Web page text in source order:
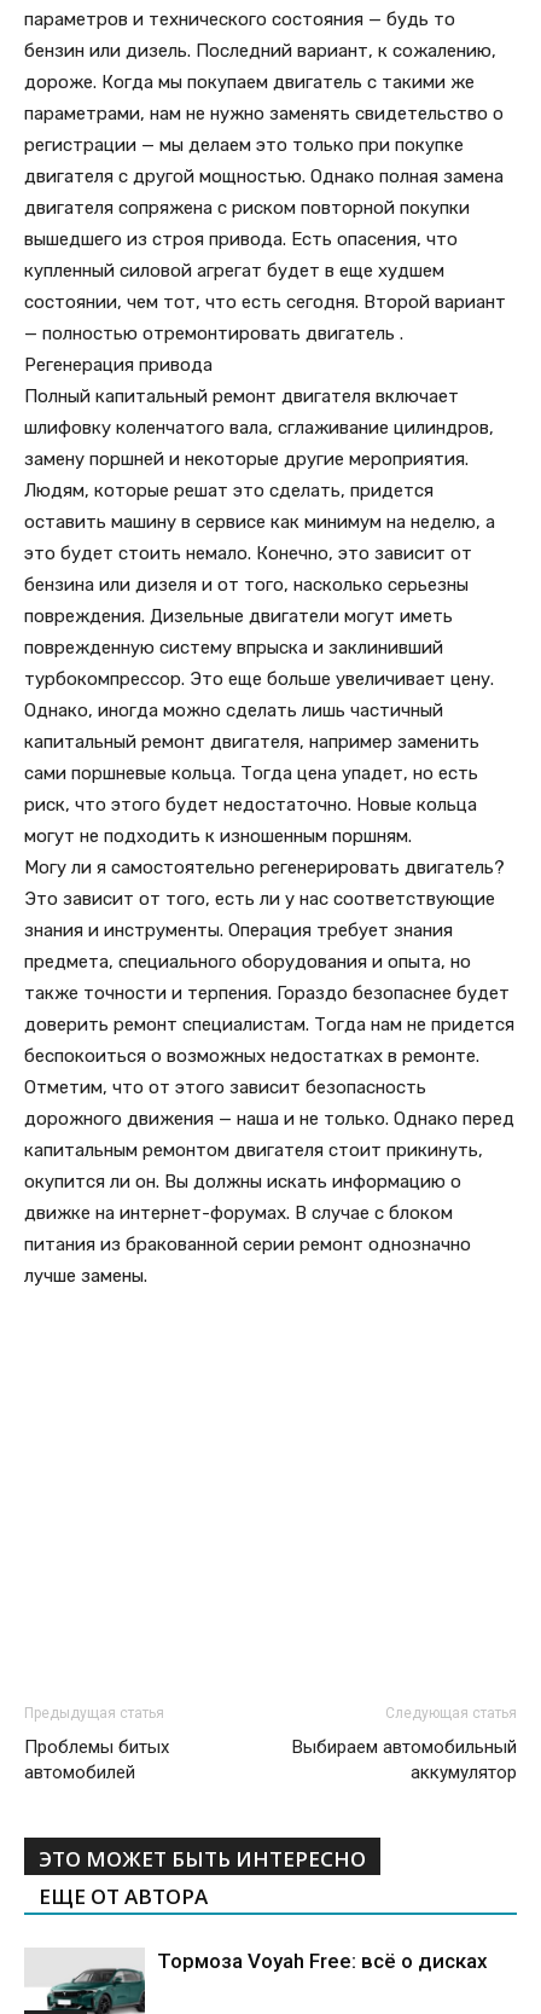
параметров и технического состояния — будь то
бензин или дизель. Последний вариант, к сожалению,
дороже. Когда мы покупаем двигатель с такими же
параметрами, нам не нужно заменять свидетельство о
регистрации — мы делаем это только при покупке
двигателя с другой мощностью. Однако полная замена
двигателя сопряжена с риском повторной покупки
вышедшего из строя привода. Есть опасения, что
купленный силовой агрегат будет в еще худшем
состоянии, чем тот, что есть сегодня. Второй вариант
— полностью отремонтировать двигатель .
Регенерация привода
Полный капитальный ремонт двигателя включает
шлифовку коленчатого вала, сглаживание цилиндров,
замену поршней и некоторые другие мероприятия.
Людям, которые решат это сделать, придется
оставить машину в сервисе как минимум на неделю, а
это будет стоить немало. Конечно, это зависит от
бензина или дизеля и от того, насколько серьезны
повреждения. Дизельные двигатели могут иметь
поврежденную систему впрыска и заклинивший
турбокомпрессор. Это еще больше увеличивает цену.
Однако, иногда можно сделать лишь частичный
капитальный ремонт двигателя, например заменить
сами поршневые кольца. Тогда цена упадет, но есть
риск, что этого будет недостаточно. Новые кольца
могут не подходить к изношенным поршням.
Могу ли я самостоятельно регенерировать двигатель?
Это зависит от того, есть ли у нас соответствующие
знания и инструменты. Операция требует знания
предмета, специального оборудования и опыта, но
также точности и терпения. Гораздо безопаснее будет
доверить ремонт специалистам. Тогда нам не придется
беспокоиться о возможных недостатках в ремонте.
Отметим, что от этого зависит безопасность
дорожного движения — наша и не только. Однако перед
капитальным ремонтом двигателя стоит прикинуть,
окупится ли он. Вы должны искать информацию о
движке на интернет-форумах. В случае с блоком
питания из бракованной серии ремонт однозначно
лучше замены.
Предыдущая статья
Проблемы битых
автомобилей
Следующая статья
Выбираем автомобильный
аккумулятор
ЭТО МОЖЕТ БЫТЬ ИНТЕРЕСНО
ЕЩЕ ОТ АВТОРА
Тормоза Voyah Free: всё о дисках